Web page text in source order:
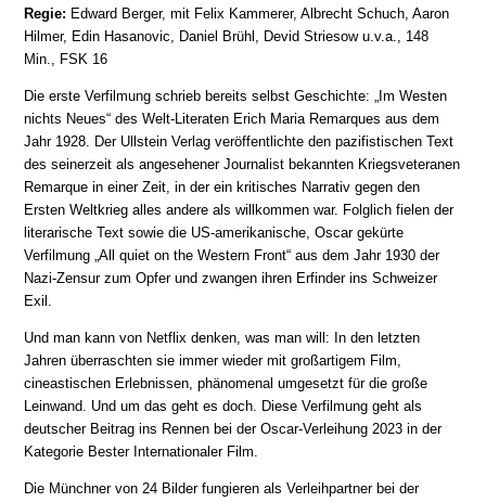
Regie: Edward Berger, mit Felix Kammerer, Albrecht Schuch, Aaron
Hilmer, Edin Hasanovic, Daniel Brühl, Devid Striesow u.v.a., 148
Min., FSK 16
Die erste Verfilmung schrieb bereits selbst Geschichte: „Im Westen
nichts Neues“ des Welt-Literaten Erich Maria Remarques aus dem
Jahr 1928. Der Ullstein Verlag veröffentlichte den pazifistischen Text
des seinerzeit als angesehener Journalist bekannten Kriegsveteranen
Remarque in einer Zeit, in der ein kritisches Narrativ gegen den
Ersten Weltkrieg alles andere als willkommen war. Folglich fielen der
literarische Text sowie die US-amerikanische, Oscar gekürte
Verfilmung „All quiet on the Western Front“ aus dem Jahr 1930 der
Nazi-Zensur zum Opfer und zwangen ihren Erfinder ins Schweizer
Exil.
Und man kann von Netflix denken, was man will: In den letzten
Jahren überraschten sie immer wieder mit großartigem Film,
cineastischen Erlebnissen, phänomenal umgesetzt für die große
Leinwand. Und um das geht es doch. Diese Verfilmung geht als
deutscher Beitrag ins Rennen bei der Oscar-Verleihung 2023 in der
Kategorie Bester Internationaler Film.
Die Münchner von 24 Bilder fungieren als Verleihpartner bei der